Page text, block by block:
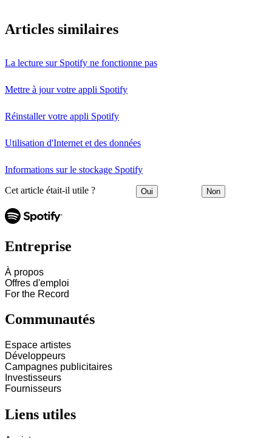
Articles similaires
La lecture sur Spotify ne fonctionne pas
Mettre à jour votre appli Spotify
Réinstaller votre appli Spotify
Utilisation d'Internet et des données
Informations sur le stockage Spotify
Cet article était-il utile ? Oui Non
Entreprise
À propos
Offres d'emploi
For the Record
Communautés
Espace artistes
Développeurs
Campagnes publicitaires
Investisseurs
Fournisseurs
Liens utiles